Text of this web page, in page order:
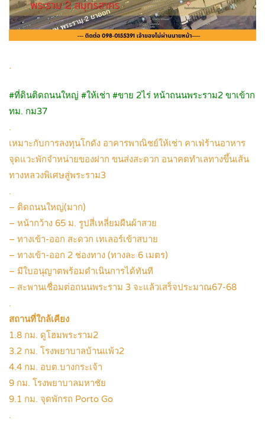
.
#ที่ดินติดถนนใหญ่ #ให้เช่า #ขาย 2ไร่ หน้าถนนพระราม2 ขาเข้าก
ทม. กม37
.
เหมาะกับการลงทุนโกดัง อาคารพาณิชย์ให้เช่า คาเฟ่ร้านอาหาร
จุดแวะพักจำหน่ายของฝาก ขนส่งสะดวก อนาคตทำเลทางขึ้นเส้น
ทางหลวงพิเศษสู่พระราม3
.
– ติดถนนใหญ่(มาก)
– หน้ากว้าง 65 ม. รูปสี่เหลี่ยมผืนผ้าสวย
– ทางเข้า-ออก สะดวก เทเลอร์เข้าสบาย
– ทางเข้า-ออก 2 ช่องทาง (ทางละ 6 เมตร)
– มีใบอนุญาตพร้อมดำเนินการได้ทันที
– สะพานเชื่อมต่อถนนพระราม 3 จะแล้วเสร็จประมาณ67-68
.
สถานที่ใกล้เคียง
1.8 กม. ดูโฮมพระราม2
3.2 กม. โรงพยาบาลบ้านแพ้ว2
4.4 กม. อบต.บางกระเจ้า
9 กม. โรงพยาบาลมหาชัย
9.1 กม. จุดพักรถ Porto Go
.